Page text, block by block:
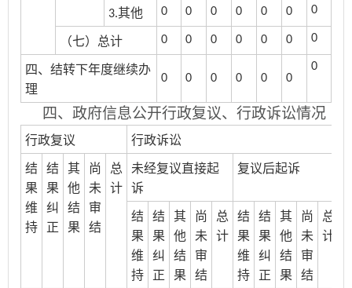
3.其他 0 0 0 0 0 0 0
（七）总计 0 0 0 0 0 0 0
四、结转下年度继续办
理
0 0 0 0 0 0
0
四、政府信息公开行政复议、行政诉讼情况
行政复议 行政诉讼
结
果
维
持
结
果
纠
正
其
他
结
果
尚
未
审
结
总
计
未经复议直接起
诉
复议后起诉
结
果
维
持
结
果
纠
正
其
他
结
果
尚
未
审
结
总
计
结
果
维
持
结
果
纠
正
其
他
结
果
尚
未
审
结
总
计